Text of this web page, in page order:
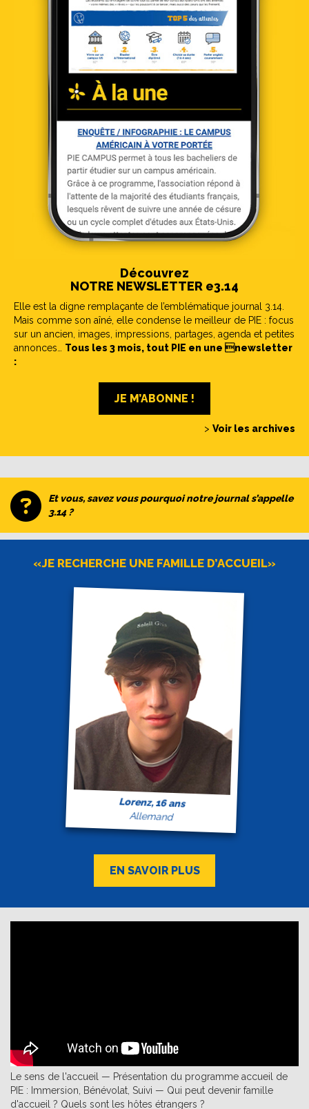
Découvrez
NOTRE NEWSLETTER e3.14
Elle est la digne remplaçante de l’emblématique journal 3.14.
Mais comme son aîné, elle condense le meilleur de PIE : focus
sur un ancien, images, impressions, partages, agenda et petites
annonces… Tous les 3 mois, tout PIE en une newsletter
:
JE M’ABONNE !
> Voir les archives
Et vous, savez vous pourquoi notre journal s’appelle
3.14 ?
«JE RECHERCHE UNE FAMILLE D’ACCUEIL»
Lorenz, 16 ans
Allemand
EN SAVOIR PLUS
Le sens de l'accueil — Présentation du programme accueil de
PIE : Immersion, Bénévolat, Suivi — Qui peut devenir famille
d'accueil ? Quels sont les hôtes étrangers ?